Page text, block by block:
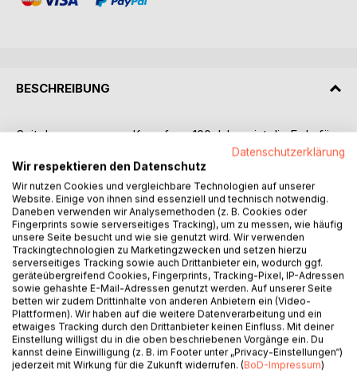
BESCHREIBUNG
Seit dem grausamen Kampf vor 100 Jahren ist die Erde für
die Menschen nicht länger sicher. Seither leben
ausschließlich die drei Arten der Ari auf der Erde. Ihr
Aussehen mag meist menschlich erscheinen, doch die
Wesen sind alles andere als menschlich, insbesondere die
gefährlichsten ihrer Art, die Morun. Rosalie, die einst so
stark war, dass sie die Morun zuvor unterdrücken konnte,
kam im Kampf ums Leben.
Aurora, die mit dem Rest der Menschheit in einer
unterirdischen Höhle lebt, begeht mit ihren Freunden eine
Straftat und sie werden auf die Erde verbannt. Sie sind sich
sicher, dass sie dort aufgrund der Ari nicht überleben
können.
Datenschutzerklärung
Wir respektieren den Datenschutz
Wir nutzen Cookies und vergleichbare Technologien auf unserer
Website. Einige von ihnen sind essenziell und technisch notwendig.
Daneben verwenden wir Analysemethoden (z. B. Cookies oder
Fingerprints sowie serverseitiges Tracking), um zu messen, wie häufig
unsere Seite besucht und wie sie genutzt wird. Wir verwenden
Trackingtechnologien zu Marketingzwecken und setzen hierzu
serverseitiges Tracking sowie auch Drittanbieter ein, wodurch ggf.
geräteübergreifend Cookies, Fingerprints, Tracking-Pixel, IP-Adressen
sowie gehashte E-Mail-Adressen genutzt werden. Auf unserer Seite
betten wir zudem Drittinhalte von anderen Anbietern ein (Video-
Plattformen). Wir haben auf die weitere Datenverarbeitung und ein
etwaiges Tracking durch den Drittanbieter keinen Einfluss. Mit deiner
Einstellung willigst du in die oben beschriebenen Vorgänge ein. Du
kannst deine Einwilligung (z. B. im Footer unter „Privacy-Einstellungen“)
jederzeit mit Wirkung für die Zukunft widerrufen. (BoD-Impressum)